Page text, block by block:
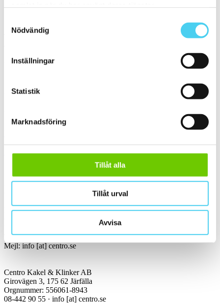
Nödvändig
Inställningar
Statistik
Marknadsföring
Tillåt alla
Tillåt urval
Avvisa
Tyvärr gav sökningen inget resultat. Välj gärna en kategori nedan
Webbshop
Handla kakel, och klinker online. I vår webbshop outlet hittar ni ett
brett utbud till riktigt bra priser.
Kakel, klinker, mosaik och granitkeramik →
Kundservice Konsument
Tel: 08-442 90 55
Mejl: info [at] centro.se
Centro Kakel & Klinker AB
Girovägen 3, 175 62 Järfälla
Orgnummer: 556061-8943
08-442 90 55 · info [at] centro.se